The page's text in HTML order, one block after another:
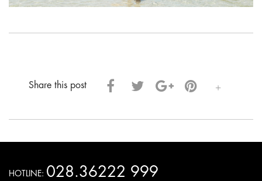
Share this post
HOTLINE: 028.36222 999